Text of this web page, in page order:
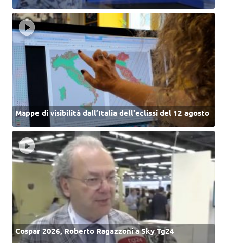
Mappe di visibilità dall’Italia dell'eclissi del 12 agosto
Cospar 2026, Roberto Ragazzoni a Sky Tg24